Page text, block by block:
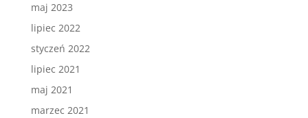
maj 2023
lipiec 2022
styczeń 2022
lipiec 2021
maj 2021
marzec 2021